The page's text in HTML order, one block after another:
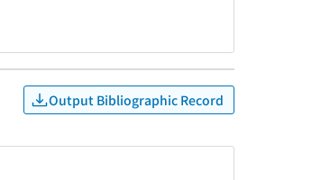
Output Bibliographic Record